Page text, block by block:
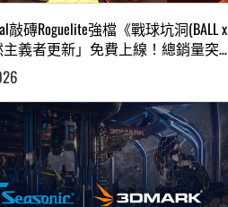
敲磚Roguelite強檔《戰球坑洞(BALL x
主義者更新」免費上線！總銷量突破
史低66折熱銷中